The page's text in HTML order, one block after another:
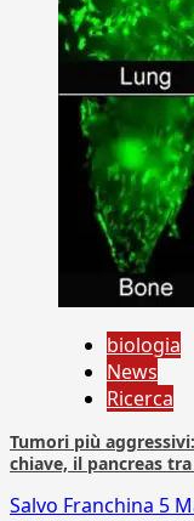
biologia
News
Ricerca
Tumori più
chiave, il pancreas
Salvo Franchina 5